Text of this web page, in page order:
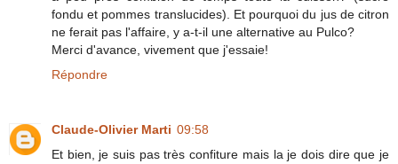
fondu et pommes translucides). Et pourquoi du jus de citron
ne ferait pas l'affaire, y a-t-il une alternative au Pulco?
Merci d'avance, vivement que j'essaie!
Répondre
Claude-Olivier Marti 09:58
Et bien, je suis pas très confiture mais la je dois dire que je